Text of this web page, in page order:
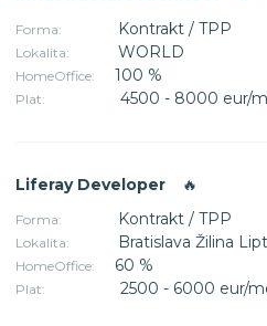
Forma: Kontrakt / TPP
Lokalita: WORLD
HomeOffice: 100 %
Plat: 4500 - 8000 eur/
Liferay Developer 🔥
Forma: Kontrakt / TPP
Lokalita: Bratislava Žilina
HomeOffice: 60 %
Plat: 2500 - 6000 eur/